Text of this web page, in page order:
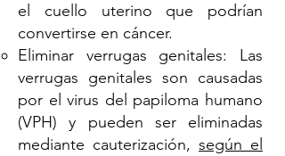
el cuello uterino que podrían
convertirse en cáncer.
Eliminar verrugas genitales: Las
verrugas genitales son causadas
por el virus del papiloma humano
(VPH) y pueden ser eliminadas
mediante cauterización, según el